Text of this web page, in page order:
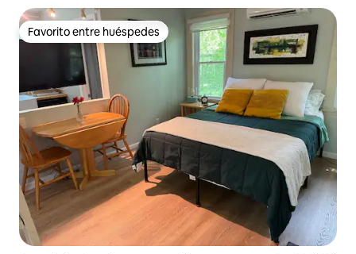
Favorito entre huéspedes
Favorito entre huéspedes